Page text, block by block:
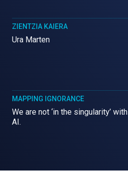
ZIENTZIA KAIERA
Ura Marten
MAPPING IGNORANCE
We are not ‘in the singularity’ with
AI.